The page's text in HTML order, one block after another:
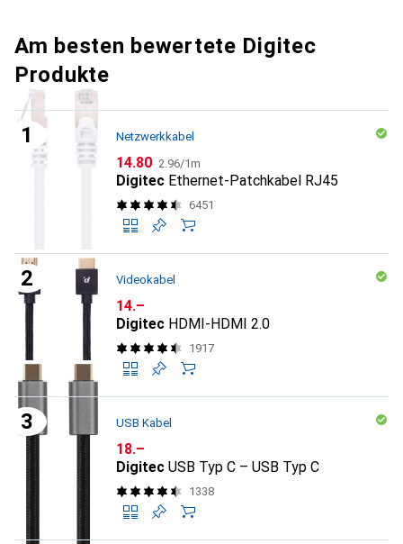
Am besten bewertete Digitec
Produkte
Netzwerkkabel
CHF
14.80 CHF
2.96/1m
Digitec Ethernet-Patchkabel RJ45
6451
Videokabel
CHF
14.–
Digitec HDMI-HDMI 2.0
1917
USB Kabel
CHF
18.–
Digitec USB Typ C – USB Typ C
1338